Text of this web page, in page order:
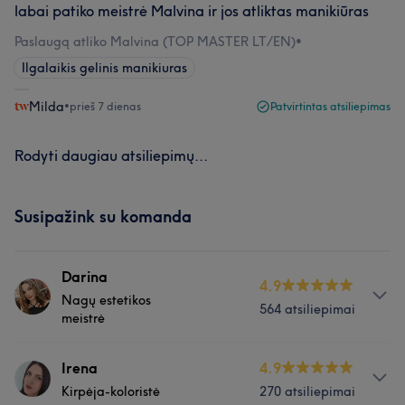
labai patiko meistrė Malvina ir jos atliktas manikiūras
Paslaugą atliko Malvina (TOP MASTER LT/EN)•
Ilgalaikis gelinis manikiuras
Milda•prieš 7 dienas Patvirtintas atsiliepimas
Rodyti daugiau atsiliepimų...
Susipažink su komanda
Darina
Nagų estetikos
meistrė
4.9
564 atsiliepimai
Apie
L.Studio nagų estetikos meistrė Darina . Sertifikuota
Irena
Kirpėja-koloristė
4.9
270 atsiliepimai